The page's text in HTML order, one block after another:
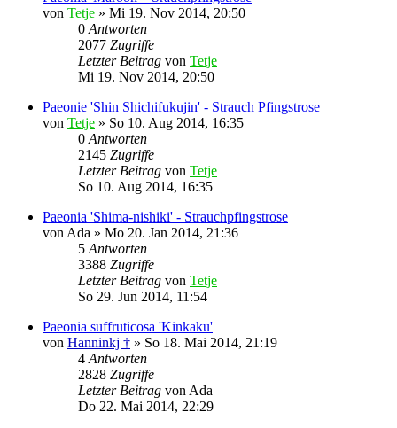
von Tetje » Mi 19. Nov 2014, 20:50
0 Antworten
2077 Zugriffe
Letzter Beitrag von Tetje
Mi 19. Nov 2014, 20:50
Paeonie 'Shin Shichifukujin' - Strauch Pfingstrose
von Tetje » So 10. Aug 2014, 16:35
0 Antworten
2145 Zugriffe
Letzter Beitrag von Tetje
So 10. Aug 2014, 16:35
Paeonia 'Shima-nishiki' - Strauchpfingstrose
von Ada » Mo 20. Jan 2014, 21:36
5 Antworten
3388 Zugriffe
Letzter Beitrag von Tetje
So 29. Jun 2014, 11:54
Paeonia suffruticosa 'Kinkaku'
von Hanninkj † » So 18. Mai 2014, 21:19
4 Antworten
2828 Zugriffe
Letzter Beitrag von Ada
Do 22. Mai 2014, 22:29